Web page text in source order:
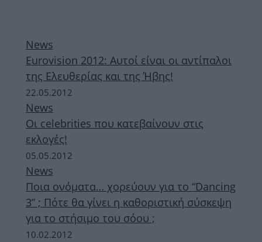
News
Eurovision 2012: Αυτοί είναι οι αντίπαλοι
της Ελευθερίας και της Ήβης!
22.05.2012
News
Οι celebrities που κατεβαίνουν στις
εκλογές!
05.05.2012
News
Ποια ονόματα… χορεύουν για το “Dancing
3” ; Πότε θα γίνει η καθοριστική σύσκεψη
για το στήσιμο του σόου ;
10.02.2012